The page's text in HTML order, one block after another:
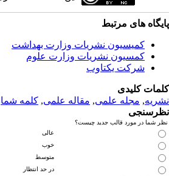
پایگاه های مرتبط
کمیسیون نشریات وزارت بهداشت
کمسیون نشریات وزارت علوم
شرکت یکتاوب
کلمات کلیدی
نشریه, مجله علمی, مقاله علمی, کلمه
نظرسنجی
نظر شما در مورد قالب جدید چیست؟
عالی
خوب
متوسط
در حد انتظار